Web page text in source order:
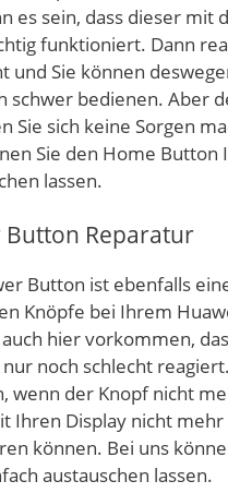
es sein, dass dieser mit
funktioniert. Dann
und Sie können
schwer bedienen. Aber
Sie sich keine Sorgen
Sie den Home Button
lassen.
Button Reparatur
Button ist ebenfalls
Knöpfe bei Ihrem
hier vorkommen,
noch schlecht
wenn der Knopf nicht
Ihren Display nicht
können. Bei uns
austauschen lassen.